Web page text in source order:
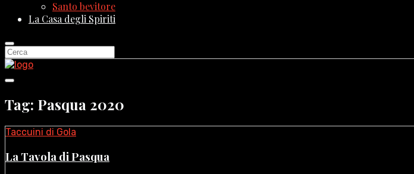
Santo bevitore
La Casa degli Spiriti
Tag: Pasqua 2020
Taccuini di Gola
La Tavola di Pasqua